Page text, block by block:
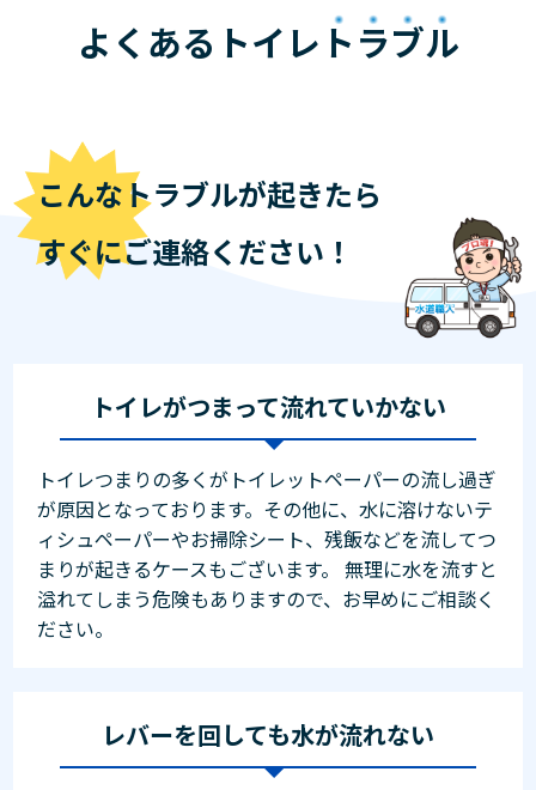
よくあるトイレ トラブル
こんなトラブルが起きたら
すぐにご連絡ください！
トイレがつまって流れていかない
トイレつまりの多くがトイレットペーパーの流し過ぎ
が原因となっております。その他に、水に溶けないテ
ィシュペーパーやお掃除シート、残飯などを流してつ
まりが起きるケースもございます。 無理に水を流すと
溢れてしまう危険もありますので、お早めにご相談く
ださい。
レバーを回しても水が流れない